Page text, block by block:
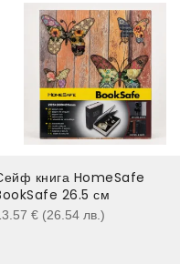
книга HomeSafe
26.5 см
€ (26.54 лв. )